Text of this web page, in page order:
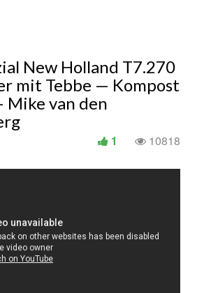
New Holland T7.270
mit Tebbe — Kompost
van den
10818
1